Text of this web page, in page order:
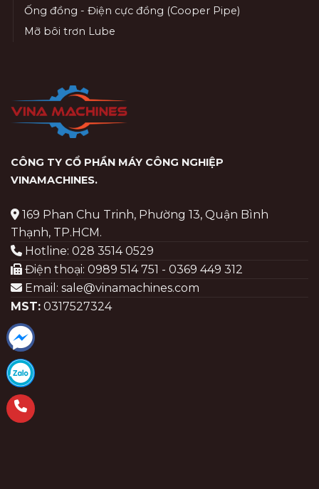
Ống đồng - Điện cực đồng (Cooper Pipe)
Mỡ bôi trơn Lube
CÔNG TY CỔ PHẦN MÁY CÔNG NGHIỆP
VINAMACHINES.
169 Phan Chu Trinh, Phường 13, Quận Bình
Thạnh, TP.HCM.
Hotline: 028 3514 0529
Điện thoại: 0989 514 751 - 0369 449 312
Email: sale@vinamachines.com
MST: 0317527324